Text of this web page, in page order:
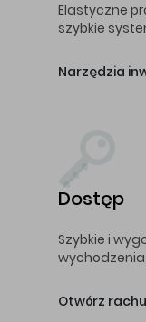
Elastyczne
szybkie
Narzędzia
Dostęp
Szybkie i
Otwórz